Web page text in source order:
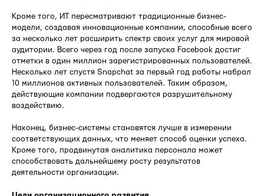
Кроме того, ИТ пересматривают традиционные бизнес-
модели, создавая инновационные компании, способные всего
за несколько лет расширить спектр своих услуг для мировой
аудитории. Всего через год после запуска Facebook достиг
отметки в один миллион зарегистрированных пользователей.
Несколько лет спустя Snapchat за первый год работы набрал
10 миллионов активных пользователей. Таким образом,
действующие компании подвергаются разрушительному
воздействию.
Наконец, бизнес-системы становятся лучше в измерении
соответствующих данных, что меняет способ оценки успеха.
Кроме того, продвинутая аналитика персонала может
способствовать дальнейшему росту результатов
деятельности организации.